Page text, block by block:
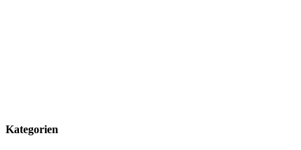
Kategorien